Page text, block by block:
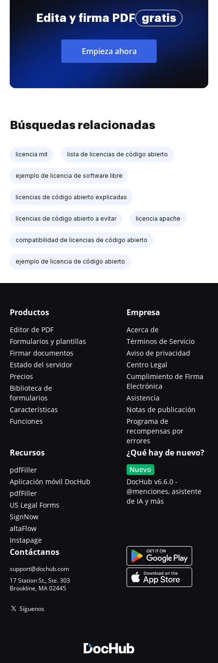
Edita y firma PDF gratis
Empieza ahora
Búsquedas relacionadas
licencia mit lista de licencias de código abierto
ejemplo de licencia de software libre
licencias de código abierto explicadas
licencias de código abierto a evitar licencia apache
compatibilidad de licencias de código abierto
ejemplo de licencia de código abierto
Productos
Editor de PDF
Formularios y plantillas
Firmar documentos
Estado del servidor
Precios
Biblioteca de
formularios
Características
Funciones
Empresa
Acerca de
Términos de Servicio
Aviso de privacidad
Centro Legal
Cumplimiento de Firma
Electrónica
Asistencia
Notas de publicación
Programa de
recompensas por
errores
Recursos
pdfFiller
Aplicación móvil DocHub
pdfFiller
US Legal Forms
SignNow
altaFlow
Instapage
¿Qué hay de nuevo?
Nuevo
DocHub v6.6.0 -
@menciones, asistente
de IA y más
Contáctanos
support@dochub.com
17 Station St., Ste. 303
Brookline, MA 02445
Síguenos